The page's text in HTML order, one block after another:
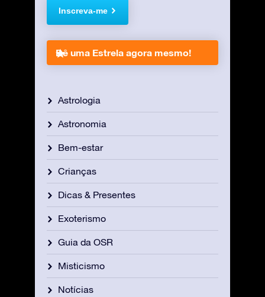
Inscreva-me
Dê uma Estrela agora mesmo!
Astrologia
Astronomia
Bem-estar
Crianças
Dicas & Presentes
Exoterismo
Guia da OSR
Misticismo
Notícias